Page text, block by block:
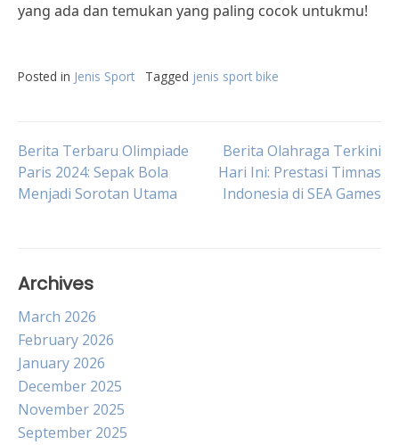
yang ada dan temukan yang paling cocok untukmu!
Posted in Jenis Sport Tagged jenis sport bike
Post
navigation
Berita Terbaru Olimpiade
Paris 2024: Sepak Bola
Menjadi Sorotan Utama
Berita Olahraga Terkini
Hari Ini: Prestasi Timnas
Indonesia di SEA Games
Archives
March 2026
February 2026
January 2026
December 2025
November 2025
September 2025